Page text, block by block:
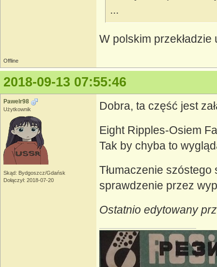
...
W polskim
Offline
2018-09-13 07:55:46
Pawelr98
Użytkownik
Skąd: Bydgoszcz/Gdańsk
Dołączył: 2018-07-20
Dobra, ta część jest
Eight Ripples-Osiem
Tak by chyba to
Tłumaczenie
sprawdzenie przez
Ostatnio edytowany